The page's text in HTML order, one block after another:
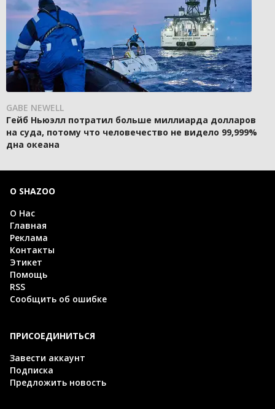
GABE NEWELL
Гейб Ньюэлл потратил больше миллиарда долларов
на суда, потому что человечество не видело 99,999%
дна океана
О SHAZOO
О Нас
Главная
Реклама
Контакты
Этикет
Помощь
RSS
Сообщить об ошибке
ПРИСОЕДИНИТЬСЯ
Завести аккаунт
Подписка
Предложить новость